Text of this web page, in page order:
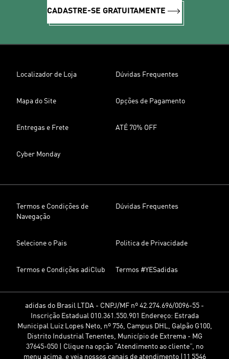
CADASTRE-SE GRATUITAMENTE
Localizador de Loja Dúvidas Frequentes
Mapa do Site Opções de Pagamento
Entregas e Frete ATÉ 70% OFF
Cyber Monday
Termos e Condições de
Navegação
Dúvidas Frequentes
Selecione o Pais Politica de Privacidade
Termos e Condições adiClub Termos #YESadidas
adidas do Brasil LTDA - CNPJ/MF nº 42.274.696/0096-55 -
Inscrição Estadual 010.361.550.901 Endereço: Estrada
Municipal Luiz Lopes Neto, nº 756, Campus DHL, Galpão G100,
Distrito Industrial Tenentes, Município de Extrema - MG
37645-050 | Clique na opção “Atendimento ao cliente”, no
menu acima, e veja nossos canais de atendimento |11 5546